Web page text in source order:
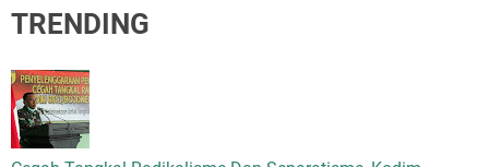
TRENDING